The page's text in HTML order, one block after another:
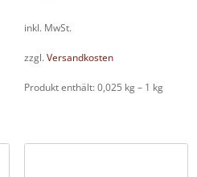
inkl. MwSt.
zzgl. Versandkosten
Produkt enthält: 0,025 kg– 1 kg